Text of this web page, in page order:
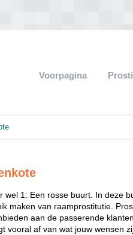
Voorpagina
wel 1: Een rosse buurt. In deze
maken van raamprostitutie.
aan de passerende
vooral af van wat jouw wensen